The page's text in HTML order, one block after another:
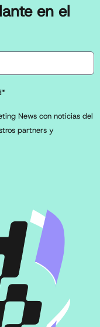
en el
News con noticias del
partners y